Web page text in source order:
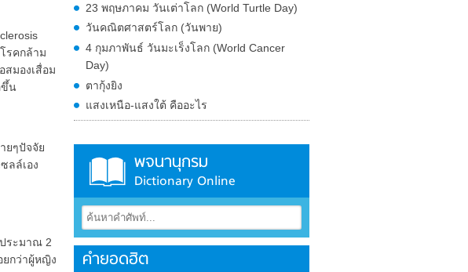
รคกล้าม
มองเสื่อม
ขึ้น
ยๆปัจจัย
ลล์เอง
ระมาณ 2
ยกว่าผู้หญิง
23 พฤษภาคม วันเต่าโลก (World Turtle Day)
วันคณิตศาสตร์โลก (วันพาย)
4 กุมภาพันธ์ วันมะเร็งโลก (World Cancer
Day)
ตากุ้งยิง
แสงเหนือ-แสงใต้ คืออะไร
พจนานุกรม
Dictionary Online
คำยอดฮิต